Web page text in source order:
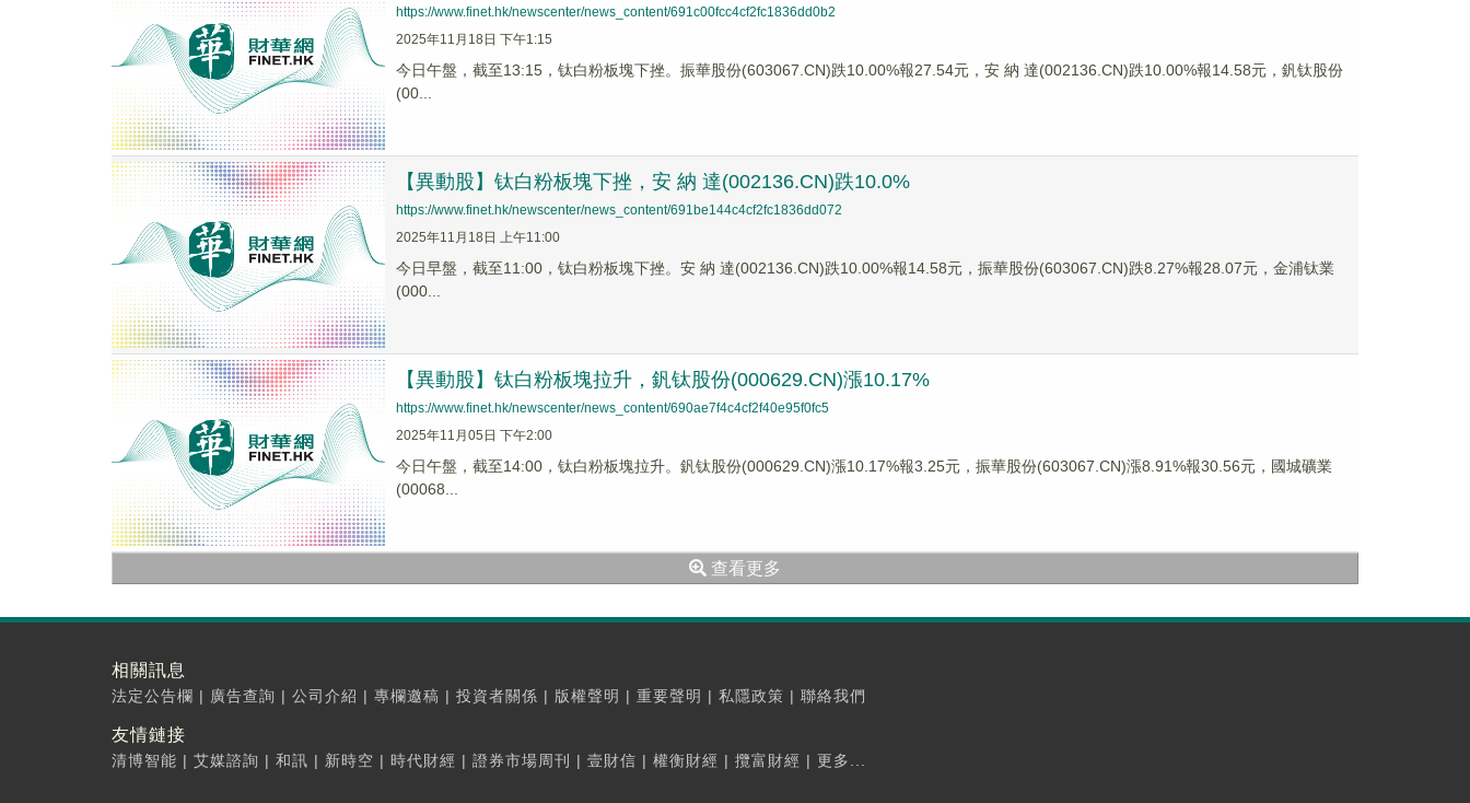
https://www.finet.hk/newscenter/news_content/691c00fcc4cf2fc1836dd0b2
2025年11月18日 下午1:15
今日午盤，截至13:15，钛白粉板塊下挫。振華股份(603067.CN)跌10.00%報27.54元，安 納 達(002136.CN)跌10.00%報14.58元，釩钛股份
(00...
【異動股】钛白粉板塊下挫，安 納 達(002136.CN)跌10.0%
https://www.finet.hk/newscenter/news_content/691be144c4cf2fc1836dd072
2025年11月18日 上午11:00
今日早盤，截至11:00，钛白粉板塊下挫。安 納 達(002136.CN)跌10.00%報14.58元，振華股份(603067.CN)跌8.27%報28.07元，金浦钛業
(000...
【異動股】钛白粉板塊拉升，釩钛股份(000629.CN)漲10.17%
https://www.finet.hk/newscenter/news_content/690ae7f4c4cf2f40e95f0fc5
2025年11月05日 下午2:00
今日午盤，截至14:00，钛白粉板塊拉升。釩钛股份(000629.CN)漲10.17%報3.25元，振華股份(603067.CN)漲8.91%報30.56元，國城礦業
(00068...
查看更多
相關訊息
法定公告欄 | 廣告查詢 | 公司介紹 | 專欄邀稿 | 投資者關係 | 版權聲明 | 重要聲明 | 私隱政策 | 聯絡我們
友情鏈接
清博智能 | 艾媒諮詢 | 和訊 | 新時空 | 時代財經 | 證券市場周刊 | 壹財信 | 權衡財經 | 攬富財經 | 更多...